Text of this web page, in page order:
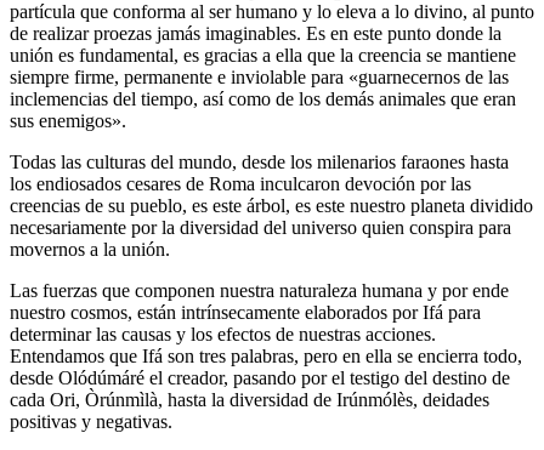
partícula que conforma al ser humano y lo eleva a lo divino, al punto
de realizar proezas jamás imaginables. Es en este punto donde la
unión es fundamental, es gracias a ella que la creencia se mantiene
siempre firme, permanente e inviolable para «guarnecernos de las
inclemencias del tiempo, así como de los demás animales que eran
sus enemigos».
Todas las culturas del mundo, desde los milenarios faraones hasta
los endiosados cesares de Roma inculcaron devoción por las
creencias de su pueblo, es este árbol, es este nuestro planeta dividido
necesariamente por la diversidad del universo quien conspira para
movernos a la unión.
Las fuerzas que componen nuestra naturaleza humana y por ende
nuestro cosmos, están intrínsecamente elaborados por Ifá para
determinar las causas y los efectos de nuestras acciones.
Entendamos que Ifá son tres palabras, pero en ella se encierra todo,
desde Olódúmáré el creador, pasando por el testigo del destino de
cada Ori, Òrúnmìlà, hasta la diversidad de Irúnmólès, deidades
positivas y negativas.